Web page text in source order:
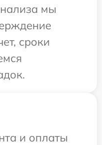
мы
сроки
и оплаты